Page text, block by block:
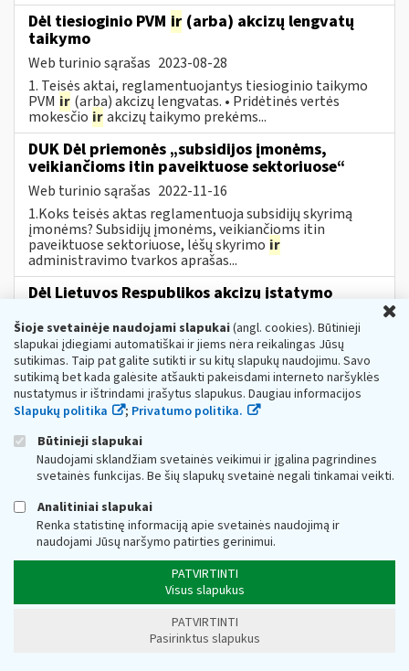
Dėl tiesioginio PVM ir (arba) akcizų lengvatų
taikymo
Web turinio sąrašas 2023-08-28
1. Teisės aktai, reglamentuojantys tiesioginio taikymo
PVM ir (arba) akcizų lengvatas. • Pridėtinės vertės
mokesčio irakcizų taikymo prekėms...
DUK Dėl priemonės „subsidijos įmonėms,
veikiančioms itin paveiktuose sektoriuose“
Web turinio sąrašas 2022-11-16
1.Koks teisės aktas reglamentuoja subsidijų skyrimą
įmonėms? Subsidijų įmonėms, veikiančioms itin
paveiktuose sektoriuose, lėšų skyrimo ir
administravimo tvarkos aprašas...
Dėl Lietuvos Respublikos akcizų įstatymo
Web turinio sąrašas 2023-02-10
Informuojame, kad, vadovaujantis Lietuvos Respublikos
akcizų įstatymo (toliau − AĮ) pakeitimu Nr. XIV-777[1],
nuo 2023 m. vasario 13 d. įsigalioja šie AĮ pakeitimai:
nustatoma, kad akcizais...
Akcizų mokesčių pakeitimai nuo 2023 m.
DUK Dėl priemonės „subsidijos įmonėms,
Web turinio sąrašas
2022-11-16
1. Koks teisės aktas reglamentuoja subsidijų skyrimą
įmonėms? Subsidijų įmonėms, veikiančioms itin
paveiktuose sektoriuose, lėšų skyrimo
administravimo tvarkos...
gyventojams taikomos
nekilnojamojo turto mokesčio lengvatos?
Šioje svetainėje naudojami slapukai(angl. cookies). Būtinieji
slapukai įdiegiami automatiškai ir jiems nėra reikalingas Jūsų
sutikimas. Taip pat galite sutikti ir su kitų slapukų naudojimu. Savo
sutikimą bet kada galėsite atšaukti pakeisdami interneto naršyklės
nustatymus ir ištrindami įrašytus slapukus. Daugiau informacijos
Slapukų politika
; Privatumo politika.
Būtinieji slapukai
Naudojami sklandžiam svetainės veikimui ir įgalina pagrindines
svetainės funkcijas. Be šių slapukų svetainė negali tinkamai veikti.
Analitiniai slapukai
Renka statistinę informaciją apie svetainės naudojimą ir
naudojami Jūsų naršymo patirties gerinimui.
PATVIRTINTI
Visus slapukus
PATVIRTINTI
Pasirinktus slapukus